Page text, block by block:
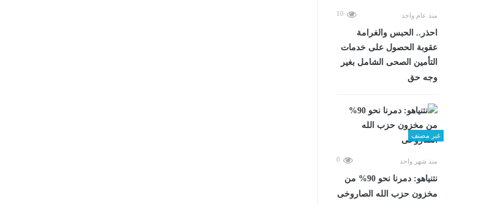
منذ عام واحد 10
احذر.. الحبس والغرامة
عقوبة الحصول على خدمات
التأمين الصحى الشامل بغير
وجه حق
غير مصنف
منذ شهر واحد 0
نتنياهو: دمرنا نحو 90% من
مخزون حزب الله الصاروخى